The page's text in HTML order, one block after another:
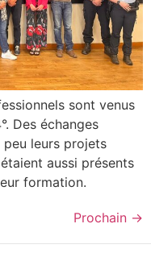
sont venus
Des échanges
leurs projets
aussi présents
formation.
Prochain →